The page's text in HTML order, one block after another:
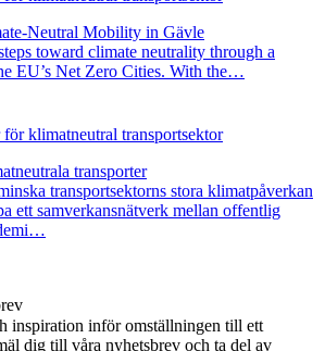
Neutral Mobility in Gävle
toward climate neutrality through a
EU’s Net Zero Cities. With the…
transporter
transportsektorns stora klimatpåverkan
ett samverkansnätverk mellan offentlig
inspiration inför omställningen till ett
dig till våra nyhetsbrev och ta del av